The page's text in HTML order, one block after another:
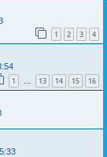
1 2 3 4
1 … 13 14 15 16